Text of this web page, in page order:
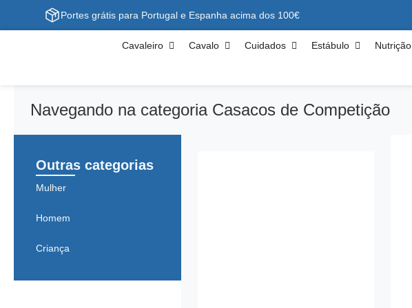
Portes grátis para Portugal e Espanha acima dos 100€
Cavaleiro Cavalo Cuidados Estábulo Nutrição
Navegando na categoria Casacos de Competição
Outras categorias
Mulher
Homem
Criança